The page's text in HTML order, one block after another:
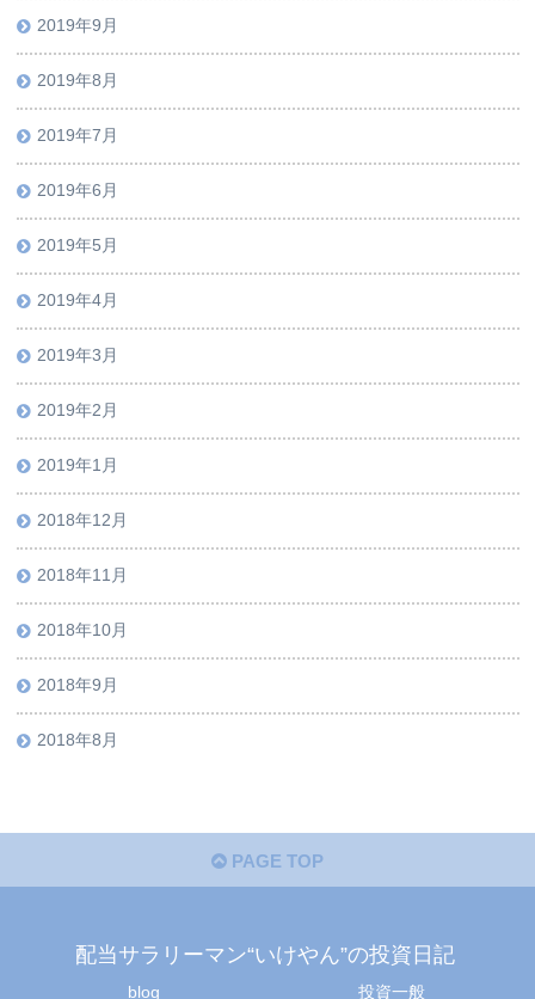
2019年9月
2019年8月
2019年7月
2019年6月
2019年5月
2019年4月
2019年3月
2019年2月
2019年1月
2018年12月
2018年11月
2018年10月
2018年9月
2018年8月
PAGE TOP
配当サラリーマン“いけやん”の投資日記 ​
blog 投資一般